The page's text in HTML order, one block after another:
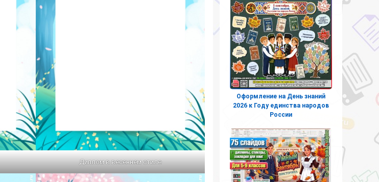
Диплом в весеннем стиле
Оформление на День знаний
2026 к Году единства народов
России